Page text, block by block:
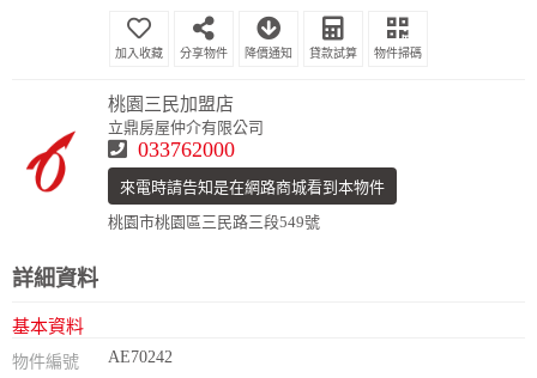
分享物件 降價通知 貸款試算 物件掃碼
桃園三民加盟店
立鼎房屋仲介有限公司
033762000
來電時請告知是在網路商城看到本物件
桃園市桃園區三民路三段549號
詳細資料
基本資料
物件編號 AE70242